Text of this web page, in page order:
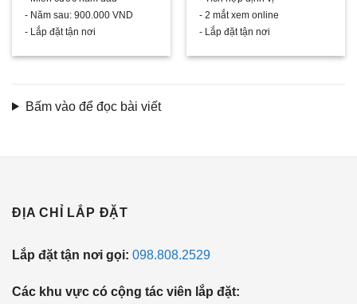
- Năm sau: 900.000 VND
- Lắp đặt tận nơi
- 2 mắt xem online
- Lắp đặt tận nơi
Bấm vào để đọc bài viết
ĐỊA CHỈ LẮP ĐẶT
Lắp đặt tận nơi gọi: 098.808.2529
Các khu vực có cộng tác viên lắp đặt: